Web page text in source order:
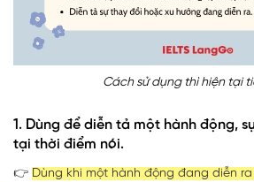
Cách sử dụng thì hiện tại
1. Dùng để diễn tả một hành động,
tại thời điểm nói.
👉 Dùng khi một hành động đang diễn